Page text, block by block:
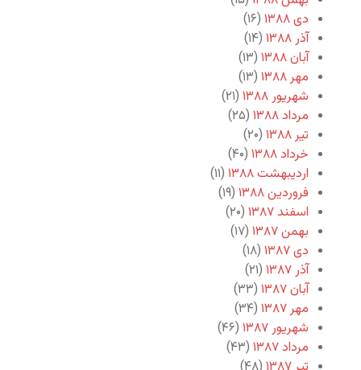
دی ۱۳۸۸
(۱۶)
آذر ۱۳۸۸
(۱۴)
آبان ۱۳۸۸
(۱۳)
مهر ۱۳۸۸
(۱۳)
شهریور ۱۳۸۸
(۲۱)
مرداد ۱۳۸۸
(۲۵)
تیر ۱۳۸۸
(۲۰)
خرداد ۱۳۸۸
(۴۰)
اردیبهشت ۱۳۸۸
(۱۱)
فروردین ۱۳۸۸
(۱۹)
اسفند ۱۳۸۷
(۲۰)
بهمن ۱۳۸۷
(۱۷)
دی ۱۳۸۷
(۱۸)
آذر ۱۳۸۷
(۲۱)
آبان ۱۳۸۷
(۳۳)
مهر ۱۳۸۷
(۳۴)
شهریور ۱۳۸۷
(۴۶)
مرداد ۱۳۸۷
(۴۳)